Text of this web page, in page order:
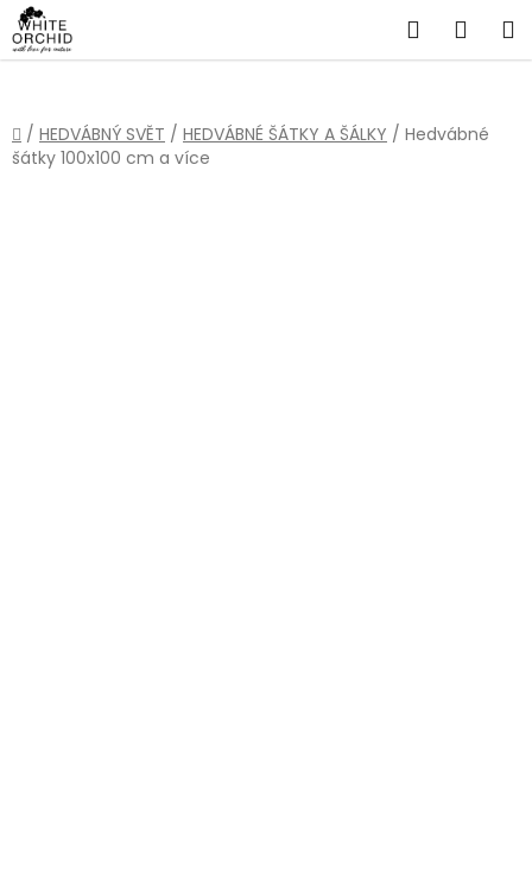
Přejít
na
obsah
Hledat
Domů
/ HEDVÁBNÝ SVĚT / HEDVÁBNÉ ŠÁTKY A ŠÁLKY / Hedvábné
šátky 100x100 cm a více